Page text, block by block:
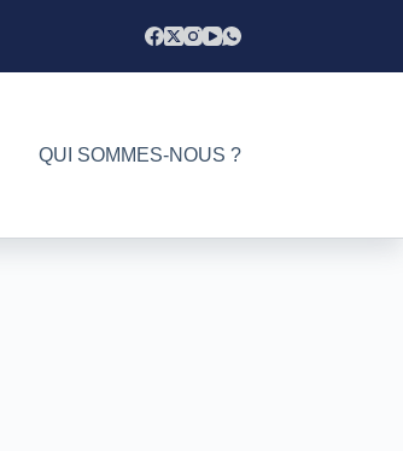
QUI SOMMES-NOUS ?